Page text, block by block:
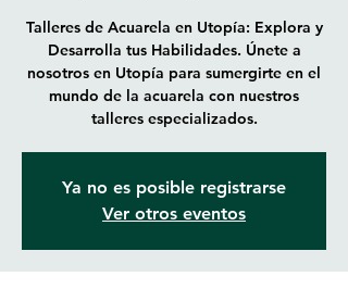
Talleres de Acuarela en Utopía: Explora y
Desarrolla tus Habilidades. Únete a
nosotros en Utopía para sumergirte en el
mundo de la acuarela con nuestros
talleres especializados.
Ya no es posible registrarse
Ver otros eventos